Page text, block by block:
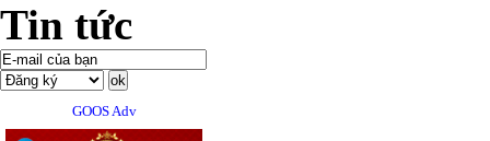
Tin tức
GOOS Adv